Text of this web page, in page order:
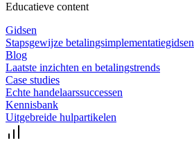
Educatieve content
Gidsen
Stapsgewijze betalingsimplementatiegidsen
Blog
Laatste inzichten en betalingstrends
Case studies
Echte handelaarssuccessen
Kennisbank
Uitgebreide hulpartikelen